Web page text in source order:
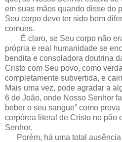
em suas mãos quando disse do
Seu corpo deve ter sido bem
comuns.
É claro, se Seu corpo não
própria e real humanidade se
bendita e consoladora doutrina
Cristo com Seu povo, como
completamente subvertida, e
Mais uma vez, pode agradar a
6 de João, onde Nosso Senhor
beber o seu sangue” como
corpórea literal de Cristo no pão
Senhor.
Porém, há uma total ausência